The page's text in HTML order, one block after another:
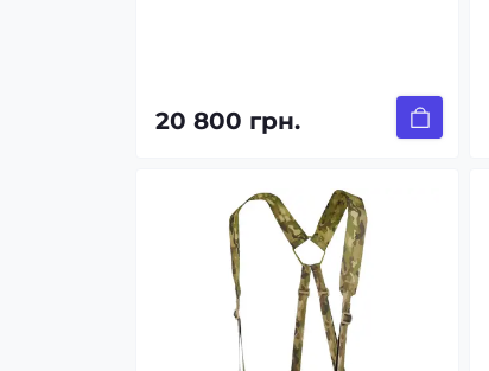
20 800 грн.